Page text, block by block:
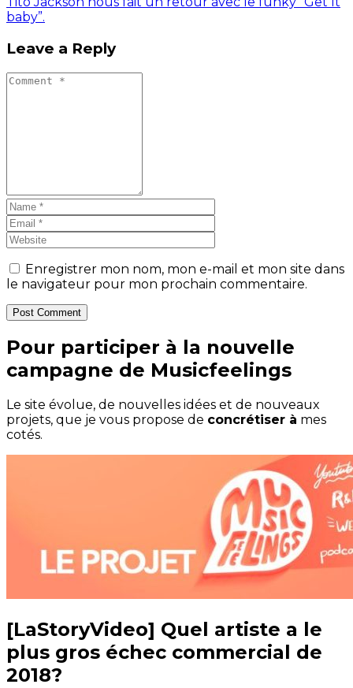
baby”.
Leave a Reply
Enregistrer mon nom, mon e-mail et mon site dans
le navigateur pour mon prochain commentaire.
Post Comment
Pour participer à la nouvelle
campagne de Musicfeelings
Le site évolue, de nouvelles idées et de nouveaux
projets, que je vous propose de concrétiser à mes
cotés.
[LaStoryVideo] Quel artiste a le
plus gros échec commercial de
2018?